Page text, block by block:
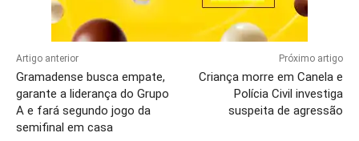
Artigo anterior
Gramadense busca empate,
garante a liderança do Grupo
A e fará segundo jogo da
semifinal em casa
Próximo artigo
Criança morre em Canela e
Polícia Civil investiga
suspeita de agressão